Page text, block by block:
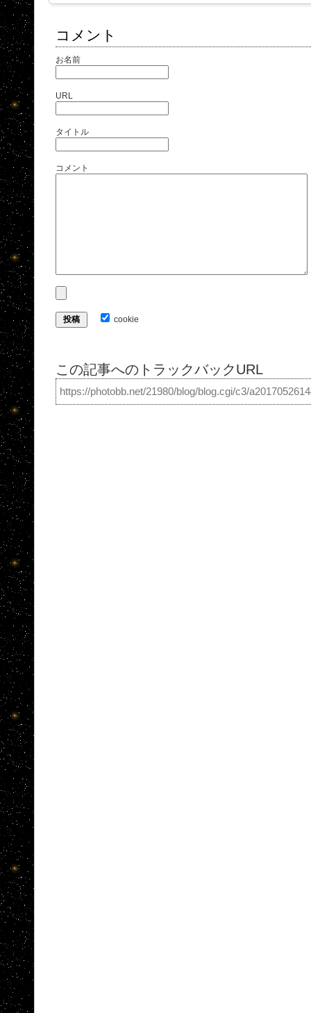
コメント
お名前
URL
タイトル
コメント
cookie
この記事へのトラックバックURL
https://photobb.net/21980/blog/blog.cgi/c3/